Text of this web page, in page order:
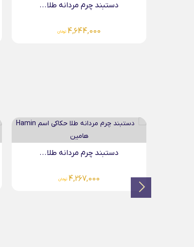
دستبند چرم مردانه طلا...
4,644,000 تومان
دستبند چرم مردانه طلا...
3,675,000 تومان